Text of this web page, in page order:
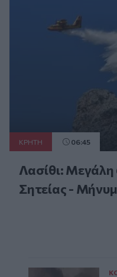
ΚΡΗΤΗ 06:45
Λασίθι:
Σητείας -